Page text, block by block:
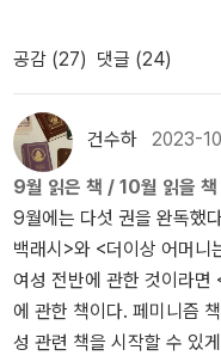
흉가”라고 말한다. - 615,
메리칸사이안아미드에서
처럼 “앞으로 나아가는 것
다. 반격의 벽에 부딪히다가
성들은 각자의 방식으로 고
018. jun.
024년 독서 계획2024년
구간 책1. 주제독서(법률/재
는 원대해야 하니까요. 과
과 남자의 과학 공부>를 읽
는 생각에 읽어야겠다 싶
지속시키지 않으면, 금방
의 여성주의 책읽기 목록
집에 있는 해러웨이 책을
1월에는 이 책들을 끝내야겠네
친님들의 즐거운 독서생활
각도 들었고...비슷한 연배
늦었지만 2023년을 돌아
연말 결산이란 걸 하는 건
024년 계획을 해 볼 시간.
[『백래시』의 백미는 팔루
논파할 때 드러나는 깊은 냉
는 재미를 깨는 프로불편러
은 독자로 하여금 때때로 낄
조된 빈정거림이 아니라면
할 방법이 없음을 깨닫게
어이없고 기가 차서 나도
에 대해 관심을 갖게 된 건
김지영』을 읽고 소설을 원
설과 영화에 대한 수많은
든), 내가 이해가 되지 않았
험한 백과사전>과 <쿠키런
처음에 첫째가 재미있게
과 무서움 사이에서 갈등하
로 가져왔다 -_-;; 중학생 미
귀엽고 사랑스런 그림책인
물대탐험> 3권, 이번 달 산
여러 번 읽고 있음.<찾아봐
지 이상한 멸종 동물도감>
에 사는 동물들을 주제로
면 재밌게 읽을 것. 읽은 책: 6권<지적 리딩을 위한 기본 영단어: 30
공감 (27) 댓글 (24)
건수하 2023-
9월 읽은 책 / 10월 읽을 책
9월에는 다섯 권을 완독했다. 바쁜 달이었지만 의외로 많이 읽었
백래시>와 <더이상 어머니
여성 전반에 관한 것이라면
에 관한 책이다. 페미니즘
성 관련 책을 시작할 수 있